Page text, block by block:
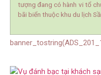
tượng đang có hành vi tổ
bãi biển thuộc khu du lịch